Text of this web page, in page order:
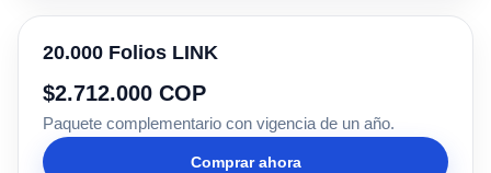
20.000 Folios LINK
$2.712.000 COP
Paquete complementario con vigencia de un año.
Comprar ahora